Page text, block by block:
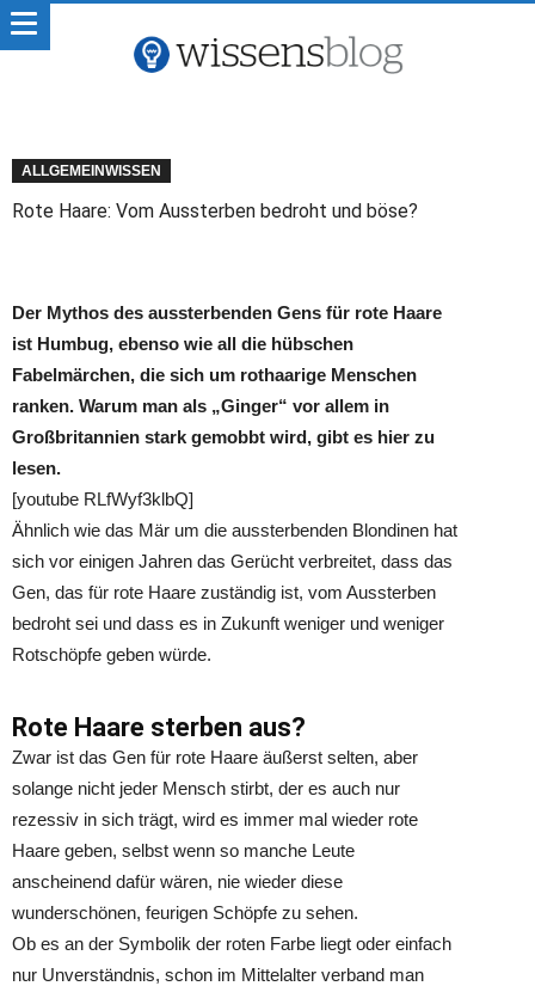
ALLGEMEINWISSEN
Rote Haare: Vom Aussterben bedroht und böse?
Der Mythos des aussterbenden Gens für rote Haare
ist Humbug, ebenso wie all die hübschen
Fabelmärchen, die sich um rothaarige Menschen
ranken. Warum man als „Ginger“ vor allem in
Großbritannien stark gemobbt wird, gibt es hier zu
lesen.
[youtube RLfWyf3klbQ]
Ähnlich wie das Mär um die aussterbenden Blondinen hat
sich vor einigen Jahren das Gerücht verbreitet, dass das
Gen, das für rote Haare zuständig ist, vom Aussterben
bedroht sei und dass es in Zukunft weniger und weniger
Rotschöpfe geben würde.
Rote Haare sterben aus?
Zwar ist das Gen für rote Haare äußerst selten, aber
solange nicht jeder Mensch stirbt, der es auch nur
rezessiv in sich trägt, wird es immer mal wieder rote
Haare geben, selbst wenn so manche Leute
anscheinend dafür wären, nie wieder diese
wunderschönen, feurigen Schöpfe zu sehen.
Ob es an der Symbolik der roten Farbe liegt oder einfach
nur Unverständnis, schon im Mittelalter verband man